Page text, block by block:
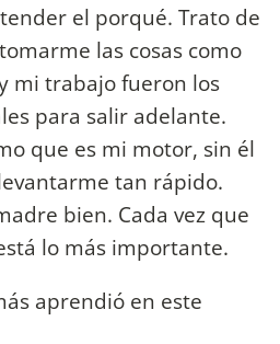
el porqué. Trato de
las cosas como
mi trabajo fueron los
para salir adelante.
que es mi motor, sin él
tan rápido.
bien. Cada vez que
lo más importante.
aprendió en este